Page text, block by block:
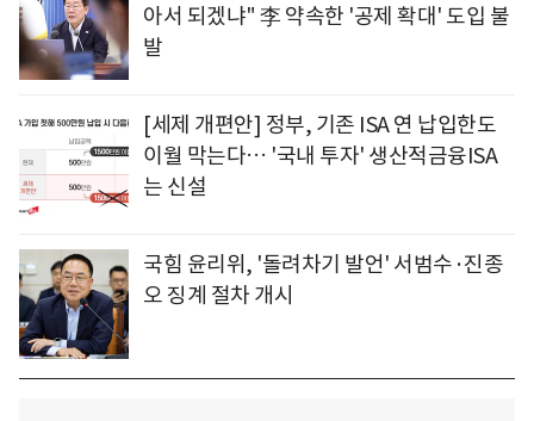
아서 되겠냐" 李 약속한 '공제 확대' 도입 불
발
[세제 개편안] 정부, 기존 ISA 연 납입한도
이월 막는다… '국내 투자' 생산적금융ISA
는 신설
국힘 윤리위, '돌려차기 발언' 서범수·진종
오 징계 절차 개시